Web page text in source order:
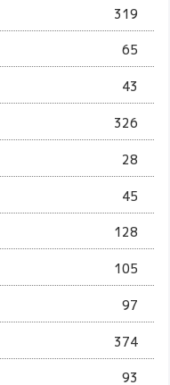
319
65
43
326
28
45
128
105
97
374
93